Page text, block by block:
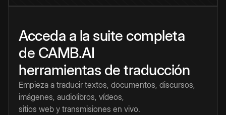
Acceda a la suite completa
de CAMB.AI
herramientas de traducción
Empieza a traducir textos, documentos, discursos,
imágenes, audiolibros, vídeos,
sitios web y transmisiones en vivo.